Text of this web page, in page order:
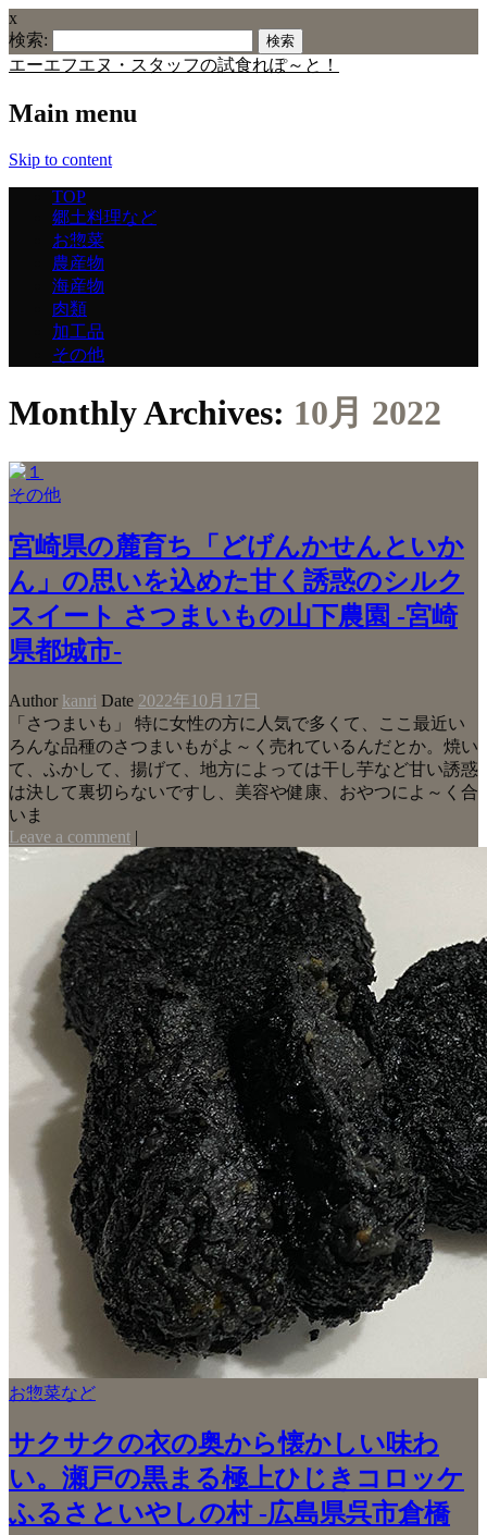
x
検索:
エーエフエヌ・スタッフの試食れぽ～と！
Main menu
Skip to content
TOP
郷土料理など
お惣菜
農産物
海産物
肉類
加工品
その他
Monthly Archives: 10月 2022
その他
宮崎県の麓育ち「どげんかせんといか
ん」の思いを込めた甘く誘惑のシルク
スイート さつまいもの山下農園 -宮崎
県都城市-
Author kanri Date 2022年10月17日
「さつまいも」 特に女性の方に人気で多くて、ここ最近い
ろんな品種のさつまいもがよ～く売れているんだとか。焼い
て、ふかして、揚げて、地方によっては干し芋など甘い誘惑
は決して裏切らないですし、美容や健康、おやつによ～く合
いま
Leave a comment |
お惣菜など
サクサクの衣の奥から懐かしい味わ
い。瀬戸の黒まる極上ひじきコロッケ
ふるさといやしの村 -広島県呉市倉橋